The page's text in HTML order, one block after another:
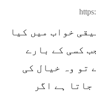
خواب میں کیا
کسی کے بارے
تو وہ خیال کی
ہے اگر